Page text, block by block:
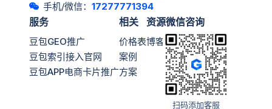
手机/微信： 17277771394
服务
豆包GEO推广
豆包索引接入官网
豆包APP电商卡片推广
相关
价格表
案例
方案
资源
博客
微信咨询
扫码添加客服